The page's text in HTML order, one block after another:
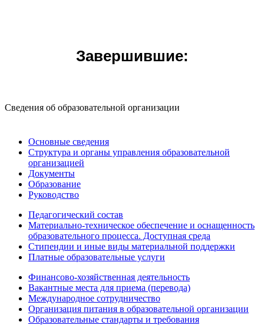
Завершившие:
Сведения об образовательной организации
Основные сведения
Структура и органы управления образовательной
организацией
Документы
Образование
Руководство
Педагогический состав
Материально-техническое обеспечение и оснащенность
образовательного процесса. Доступная среда
Стипендии и иные виды материальной поддержки
Платные образовательные услуги
Финансово-хозяйственная деятельность
Вакантные места для приема (перевода)
Международное сотрудничество
Организация питания в образовательной организации
Образовательные стандарты и требования